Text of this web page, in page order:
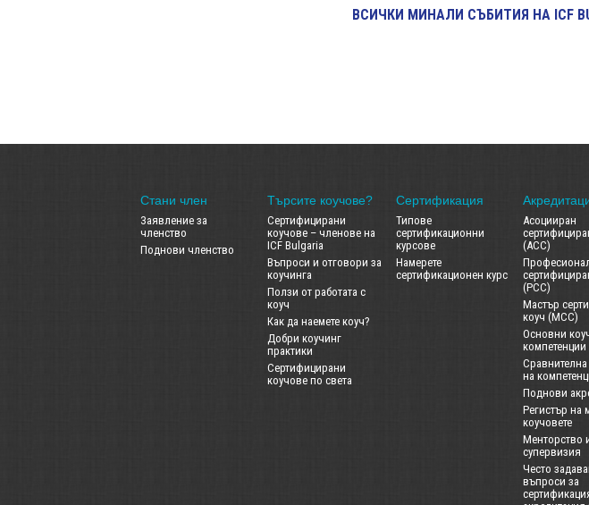
ВСИЧКИ МИНАЛИ СЪБИТИЯ НА ICF
Стани член
Заявление за
членство
Поднови членство
Търсите коучове?
Сертифицирани
коучове – членове на
ICF Bulgaria
Въпроси и отговори за
коучинга
Ползи от работата с
коуч
Как да наемете коуч?
Добри коучинг
практики
Сертифицирани
коучове по света
Сертификация
Типове
сертификационни
курсове
Намерете
сертификационен курс
Асоцииран
(ACC)
(PCC)
Мастър
коуч (MCC)
Основни
компетенции
Сравнителна
на
Поднови
Регистър на
коучовете
Менторство
супервизия
Често
въпроси за